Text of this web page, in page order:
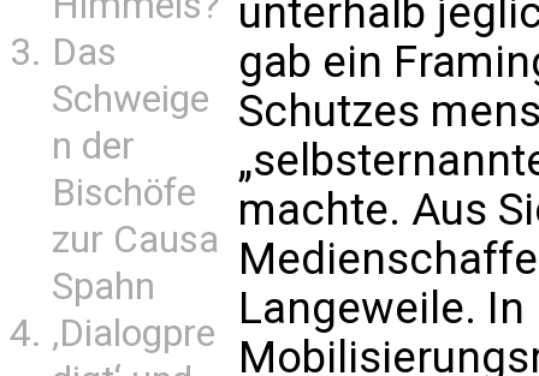
Das
Schweige
n der
Bischöfe
zur Causa
Spahn
‚Dialogpre
unterhalb
gab ein
Schutzes
machte. Aus
Langeweile.